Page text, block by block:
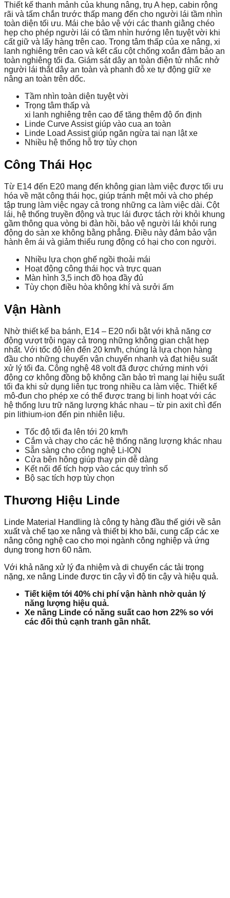
Thiết kế thanh mảnh của khung nâng, trụ A hẹp, cabin rộng
rãi và tấm chắn trước thấp mang đến cho người lái tầm nhìn
toàn diện tối ưu. Mái che bảo vệ với các thanh giằng chéo
hẹp cho phép người lái có tầm nhìn hướng lên tuyệt vời khi
cất giữ và lấy hàng trên cao. Trọng tâm thấp của xe nâng, xi
lanh nghiêng trên cao và kết cấu cột chống xoắn đảm bảo an
toàn nghiêng tối đa. Giám sát dây an toàn điện tử nhắc nhở
người lái thắt dây an toàn và phanh đỗ xe tự động giữ xe
nâng an toàn trên dốc.
Tầm nhìn toàn diện tuyệt vời
Trọng tâm thấp và
xi lanh nghiêng trên cao để tăng thêm độ ổn định
Linde Curve Assist giúp vào cua an toàn
Linde Load Assist giúp ngăn ngừa tai nạn lật xe
Nhiều hệ thống hỗ trợ tùy chọn
Công Thái Học
Từ E14 đến E20 mang đến không gian làm việc được tối ưu
hóa về mặt công thái học, giúp tránh mệt mỏi và cho phép
tập trung làm việc ngay cả trong những ca làm việc dài. Cột
lái, hệ thống truyền động và trục lái được tách rời khỏi khung
gầm thông qua vòng bi đàn hồi, bảo vệ người lái khỏi rung
động do sàn xe không bằng phẳng. Điều này đảm bảo vận
hành êm ái và giảm thiểu rung động có hại cho con người.
Nhiều lựa chọn ghế ngồi thoải mái
Hoạt động công thái học và trực quan
Màn hình 3,5 inch đồ họa đầy đủ
Tùy chọn điều hòa không khí và sưởi ấm
Vận Hành
Nhờ thiết kế ba bánh, E14 – E20 nổi bật với khả năng cơ
động vượt trội ngay cả trong những không gian chật hẹp
nhất. Với tốc độ lên đến 20 km/h, chúng là lựa chọn hàng
đầu cho những chuyến vận chuyển nhanh và đạt hiệu suất
xử lý tối đa. Công nghệ 48 volt đã được chứng minh với
động cơ không đồng bộ không cần bảo trì mang lại hiệu suất
tối đa khi sử dụng liên tục trong nhiều ca làm việc. Thiết kế
mô-đun cho phép xe có thể được trang bị linh hoạt với các
hệ thống lưu trữ năng lượng khác nhau – từ pin axit chì đến
pin lithium-ion đến pin nhiên liệu.
Tốc độ tối đa lên tới 20 km/h
Cắm và chạy cho các hệ thống năng lượng khác nhau
Sẵn sàng cho công nghệ Li-ION
Cửa bên hông giúp thay pin dễ dàng
Kết nối để tích hợp vào các quy trình số
Bộ sạc tích hợp tùy chọn
Thương Hiệu Linde
Linde Material Handling là công ty hàng đầu thế giới về sản
xuất và chế tạo xe nâng và thiết bị kho bãi, cung cấp các xe
nâng công nghệ cao cho mọi ngành công nghiệp và ứng
dụng trong hơn 60 năm.
Với khả năng xử lý đa nhiệm và di chuyển các tải trọng
nặng, xe nâng Linde được tin cậy vì độ tin cậy và hiệu quả.
Tiết kiệm tới 40% chi phí vận hành nhờ quản lý
năng lượng hiệu quả.
Xe nâng Linde có năng suất cao hơn 22% so với
các đối thủ cạnh tranh gần nhất.